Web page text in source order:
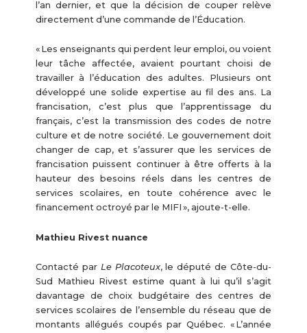
l’an dernier, et que la décision de couper relève
directement d’une commande de l’Éducation.
« Les enseignants qui perdent leur emploi, ou voient
leur tâche affectée, avaient pourtant choisi de
travailler à l’éducation des adultes. Plusieurs ont
développé une solide expertise au fil des ans. La
francisation, c’est plus que l’apprentissage du
français, c’est la transmission des codes de notre
culture et de notre société. Le gouvernement doit
changer de cap, et s’assurer que les services de
francisation puissent continuer à être offerts à la
hauteur des besoins réels dans les centres de
services scolaires, en toute cohérence avec le
financement octroyé par le MIFI », ajoute-t-elle.
Mathieu Rivest nuance
Contacté par Le Placoteux, le député de Côte-du-
Sud Mathieu Rivest estime quant à lui qu’il s’agit
davantage de choix budgétaire des centres de
services scolaires de l’ensemble du réseau que de
montants allégués coupés par Québec. « L’année